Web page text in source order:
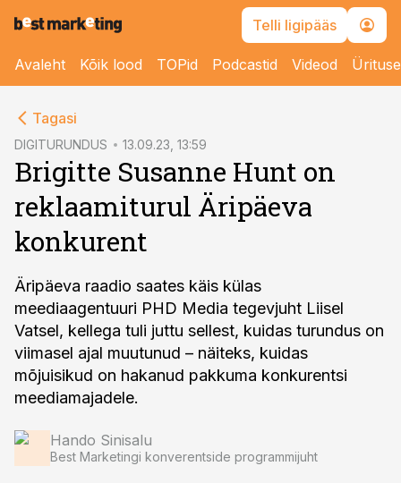
Telli ligipääs
Avaleht Kõik lood TOPid Podcastid Videod
Tagasi
DIGITURUNDUS 13.09.23, 13:59
Brigitte Susanne Hunt on
reklaamiturul Äripäeva
konkurent
Äripäeva raadio saates käis külas
meediaagentuuri PHD Media tegevjuht Liisel
Vatsel, kellega tuli juttu sellest, kuidas turundus on
viimasel ajal muutunud – näiteks, kuidas
mõjuisikud on hakanud pakkuma konkurentsi
meediamajadele.
Hando Sinisalu
Best Marketingi konverentside programmijuht